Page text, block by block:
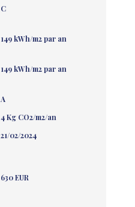
C
149 kWh/m2 par an
149 kWh/m2 par an
A
4 Kg CO2/m2/an
21/02/2024
630 EUR